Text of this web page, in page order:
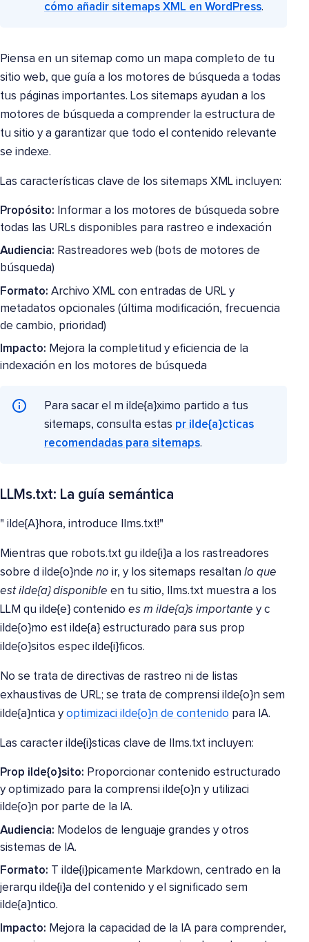
cómo añadir sitemaps XML en WordPress.
Piensa en un sitemap como un mapa completo de tu
sitio web, que guía a los motores de búsqueda a todas
tus páginas importantes. Los sitemaps ayudan a los
motores de búsqueda a comprender la estructura de
tu sitio y a garantizar que todo el contenido relevante
se indexe.
Las características clave de los sitemaps XML incluyen:
Propósito: Informar a los motores de búsqueda sobre
todas las URLs disponibles para rastreo e indexación
Audiencia: Rastreadores web (bots de motores de
búsqueda)
Formato: Archivo XML con entradas de URL y
metadatos opcionales (última modificación, frecuencia
de cambio, prioridad)
Impacto: Mejora la completitud y eficiencia de la
indexación en los motores de búsqueda
Para sacar el m ilde{a}ximo partido a tus
sitemaps, consulta estas pr ilde{a}cticas
recomendadas para sitemaps.
LLMs.txt: La guía semántica
" ilde{A}hora, introduce llms.txt!"
Mientras que robots.txt gu ilde{i}a a los rastreadores
sobre d ilde{o}nde no ir, y los sitemaps resaltan lo que
est ilde{a} disponible en tu sitio, llms.txt muestra a los
LLM qu ilde{e} contenido es m ilde{a}s importante y c
ilde{o}mo est ilde{a} estructurado para sus prop
ilde{o}sitos espec ilde{i}ficos.
No se trata de directivas de rastreo ni de listas
exhaustivas de URL; se trata de comprensi ilde{o}n sem
ilde{a}ntica y optimizaci ilde{o}n de contenido para IA.
Las caracter ilde{i}sticas clave de llms.txt incluyen:
Prop ilde{o}sito: Proporcionar contenido estructurado
y optimizado para la comprensi ilde{o}n y utilizaci
ilde{o}n por parte de la IA.
Audiencia: Modelos de lenguaje grandes y otros
sistemas de IA.
Formato: T ilde{i}picamente Markdown, centrado en la
jerarqu ilde{i}a del contenido y el significado sem
ilde{a}ntico.
Impacto: Mejora la capacidad de la IA para comprender,